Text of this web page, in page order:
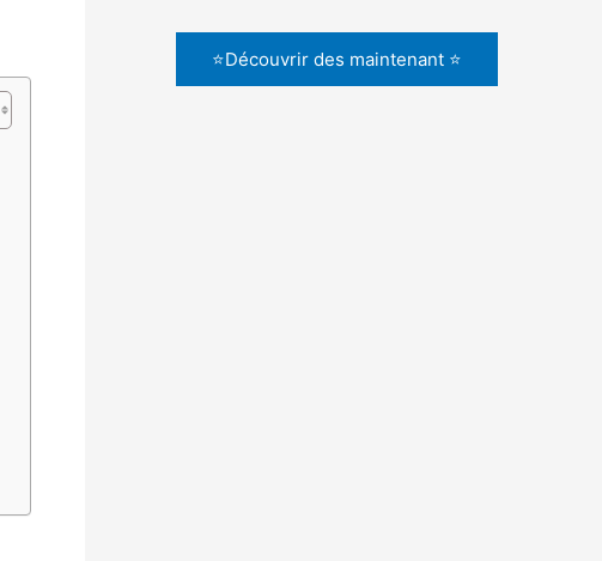
⭐Découvrir des maintenant ⭐